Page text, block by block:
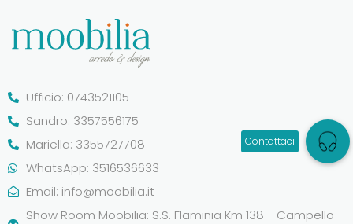
Ufficio: 0743521105
Sandro: 3357556175
Mariella: 3355727708
WhatsApp: 3516536633
Email: info@moobilia.it
Show Room Moobilia: S.S. Flaminia Km 138 - Campello